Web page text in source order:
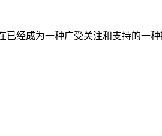
经成为一种广受关注和支持的一